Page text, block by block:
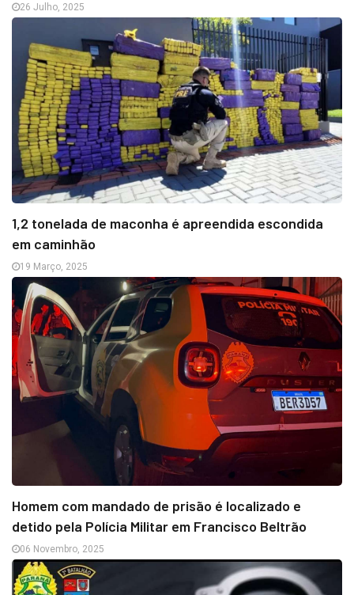
26 Julho, 2025
1,2 tonelada de maconha é apreendida escondida
em caminhão
19 Março, 2025
Homem com mandado de prisão é localizado e
detido pela Polícia Militar em Francisco Beltrão
06 Novembro, 2025